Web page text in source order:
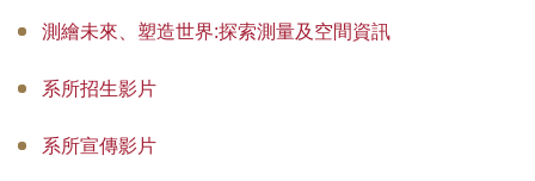
教學資訊
學術研究
招生訊息
測繪未來、塑造世界:探索測量及空間資訊
系所招生影片
系所宣傳影片